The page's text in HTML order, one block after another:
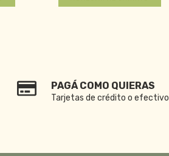
PAGÁ COMO QUIERAS
Tarjetas de crédito o efectivo